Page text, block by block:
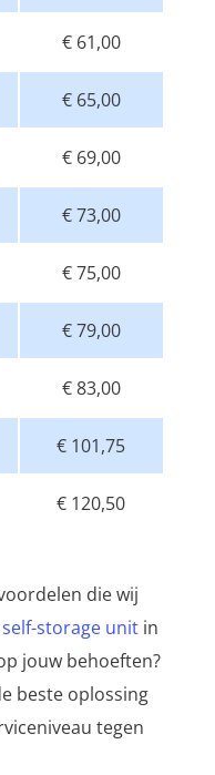
€ 61,00
€ 65,00
€ 69,00
€ 73,00
€ 75,00
€ 79,00
€ 83,00
€ 101,75
€ 120,50
die wij
self-storage unitin
jouw behoeften?
beste oplossing
tegen